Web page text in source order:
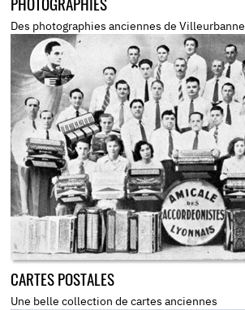
Des photographies anciennes de Villeurbanne
CARTES POSTALES
Une belle collection de cartes anciennes